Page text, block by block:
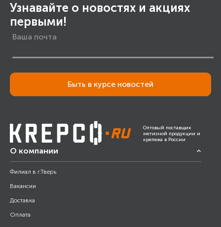
Узнавайте о новостях и акциях
первыми!
Быть в курсе новостей
Оптовый поставщик
метизной продукции и
крепежа в России
О компании
Филиал в г.Тверь
Вакансии
Доставка
Оплата